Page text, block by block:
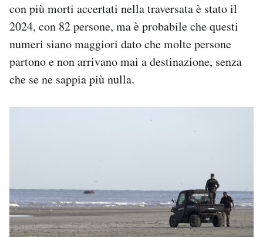
con più morti accertati nella traversata è stato il
2024, con 82 persone, ma è probabile che questi
numeri siano maggiori dato che molte persone
partono e non arrivano mai a destinazione, senza
che se ne sappia più nulla.